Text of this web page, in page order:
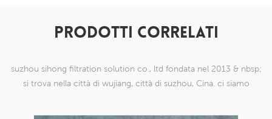
PRODOTTI CORRELATI
suzhou sihong filtration solution co., ltd fondata nel 2013 & nbsp;
si trova nella città di wujiang, città di suzhou, Cina. ci siamo